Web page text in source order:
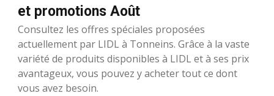
et promotions Août
Consultez les offres spéciales proposées
actuellement par LIDL à Tonneins. Grâce à la vaste
variété de produits disponibles à LIDL et à ses prix
avantageux, vous pouvez y acheter tout ce dont
vous avez besoin.